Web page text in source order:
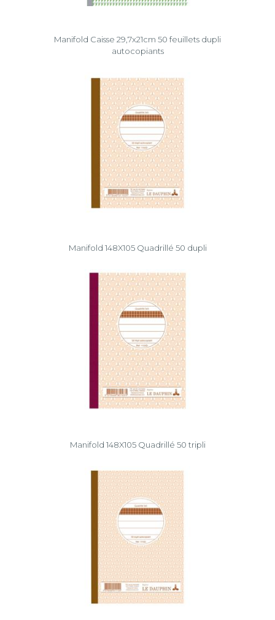
Manifold Caisse 29,7x21cm 50 feuillets dupli
autocopiants
Manifold 148X105 Quadrillé 50 dupli
Manifold 148X105 Quadrillé 50 tripli